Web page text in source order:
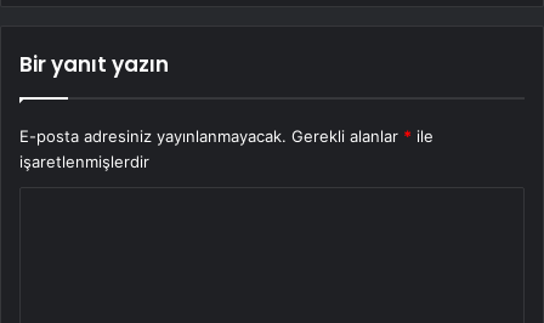
Bir yanıt yazın
E-posta adresiniz yayınlanmayacak. Gerekli alanlar * ile
işaretlenmişlerdir